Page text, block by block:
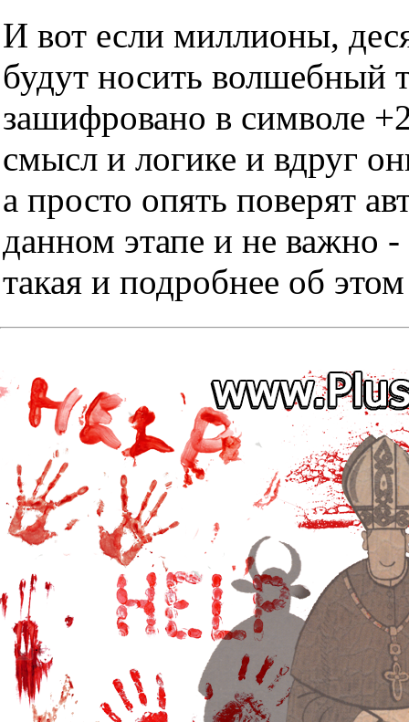
И вот если миллионы,
будут носить волшебный
зашифровано в символе
смысл и логике и вдруг
а просто опять поверят
данном этапе и не важно
такая и подробнее об